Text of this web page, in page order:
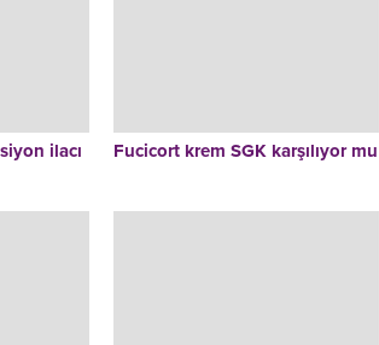
ilacı
Fucicort krem SGK karşılıyor mu